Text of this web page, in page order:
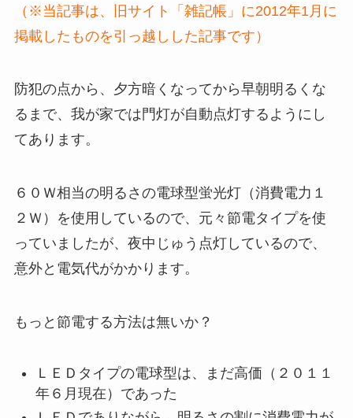
（※当記事は、旧サイト「雑記帳」に2012年1月に
掲載したものを引っ越しした記事です）
防犯の点から、夕方暗くなってから早朝明るくな
るまで、我が家では門灯が自動点灯するようにし
てあります。
６０Ｗ相当の明るさの電球型蛍光灯（消費電力１
２Ｗ）を使用しているので、元々節電タイプを使
っていましたが、夜中じゅう点灯しているので、
意外と電気代がかかります。
もっと節電する方法は無いか？
ＬＥＤタイプの電球型は、まだ高価（２０１１
年６月現在）であった